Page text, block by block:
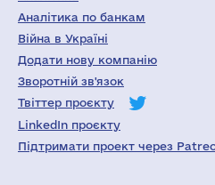
Аналітика по банкам
Війна в Україні
Додати нову компанію
Зворотній зв'язок
Твіттер проєкту
LinkedIn проєкту
Підтримати проект через